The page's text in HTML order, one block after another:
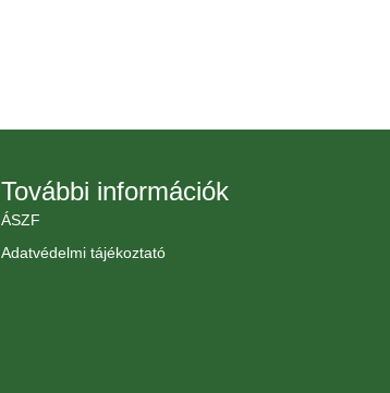
További információk
ÁSZF
Adatvédelmi tájékoztató